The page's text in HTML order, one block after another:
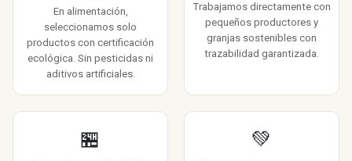
En alimentación,
seleccionamos solo
productos con certificación
ecológica. Sin pesticidas ni
aditivos artificiales.
Trabajamos directamente con
pequeños productores y
granjas sostenibles con
trazabilidad garantizada.
🏪 💚